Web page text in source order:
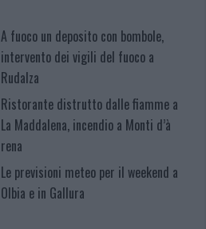
A fuoco un deposito con bombole,
intervento dei vigili del fuoco a
Rudalza
Ristorante distrutto dalle fiamme a
La Maddalena, incendio a Monti d’à
rena
Le previsioni meteo per il weekend a
Olbia e in Gallura